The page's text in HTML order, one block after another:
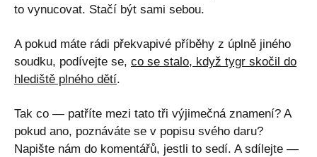
to vynucovat. Stačí být sami sebou.
A pokud máte rádi překvapivé příběhy z úplně jiného
soudku, podívejte se, co se stalo, když tygr skočil do
hlediště plného dětí.
Tak co — patříte mezi tato tři výjimečná znamení? A
pokud ano, poznáváte se v popisu svého daru?
Napište nám do komentářů, jestli to sedí. A sdílejte —